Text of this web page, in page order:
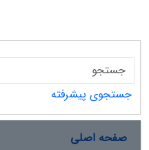
جستجوی پیشرفته
صفحه اصلی